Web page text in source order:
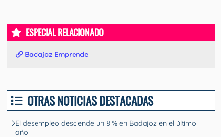
ESPECIAL RELACIONADO
Badajoz Emprende
OTRAS NOTICIAS DESTACADAS
El desempleo desciende un 8 % en Badajoz en el último
año